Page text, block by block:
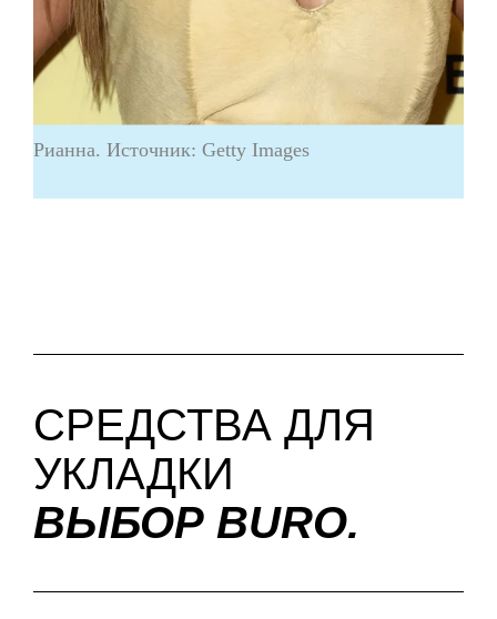
Рианна. Источник: Getty Images
СРЕДСТВА ДЛЯ
УКЛАДКИ
ВЫБОР BURO.